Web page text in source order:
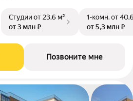
Студииот 23,6 м²
от 3 млн ₽
1-комн.от
от 5,3 млн ₽
Позвоните мне